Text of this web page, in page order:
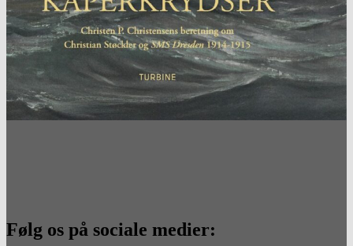
Følg os på sociale medier: